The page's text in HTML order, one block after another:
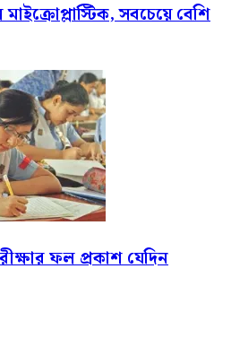
সবচেয়ে বেশি
ফল প্রকাশ যেদিন